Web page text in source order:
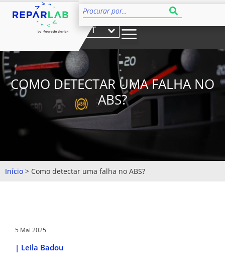
PT
COMO DETECTAR UMA FALHA NO
ABS?
Início > Como detectar uma falha no ABS?
5 Mai 2025
| Leila Badou